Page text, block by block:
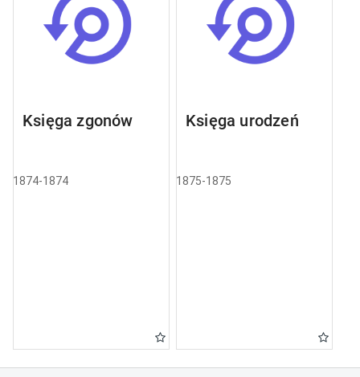
Księga zgonów
1874-1874
Księga urodzeń
1875-1875